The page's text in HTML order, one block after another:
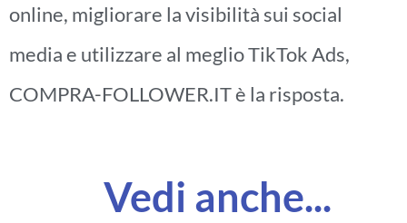
online, migliorare la visibilità sui social
media e utilizzare al meglio TikTok Ads,
COMPRA-FOLLOWER.IT è la risposta.
Vedi anche...